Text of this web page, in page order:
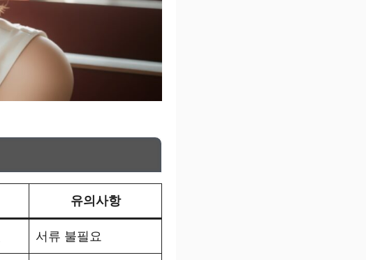
유의사항
서류 불필요